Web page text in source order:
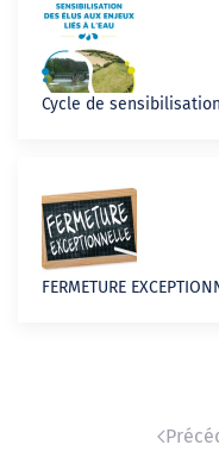
Cycle de
FERMETURE